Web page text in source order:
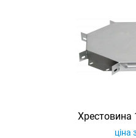
Хрестовина
ціна